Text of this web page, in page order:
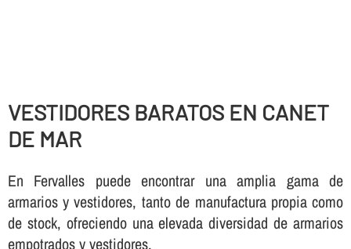
VESTIDORES BARATOS EN CANET
DE MAR
En Fervalles puede encontrar una amplia gama de
armarios y vestidores, tanto de manufactura propia como
de stock, ofreciendo una elevada diversidad de armarios
empotrados y vestidores.